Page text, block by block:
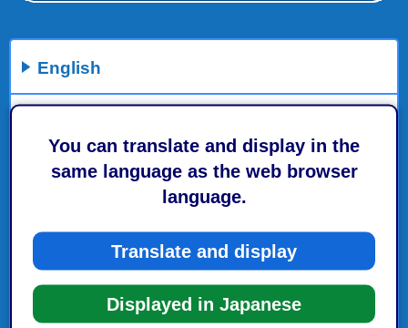
You can translate and display in the
same language as the web browser
language.
Translate and display
Displayed in Japanese
English
Child & Education
Garbage Disposal
Residence Registration & Housing